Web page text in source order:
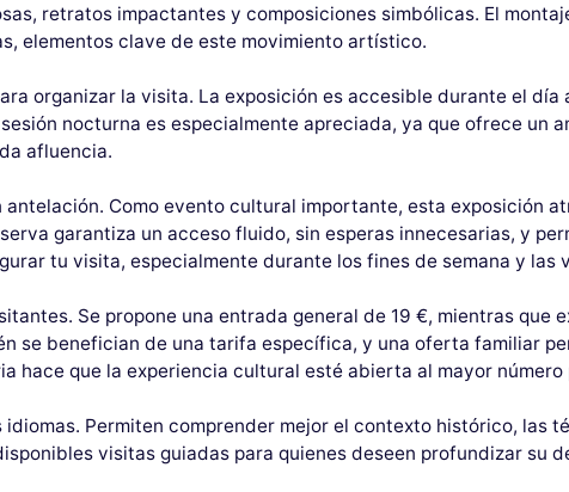
retratos impactantes y composiciones simbólicas. El
elementos clave de este movimiento artístico.
organizar la visita. La exposición es accesible durante el día
nocturna es especialmente apreciada, ya que ofrece un
afluencia.
Como evento cultural importante, esta exposición
garantiza un acceso fluido, sin esperas innecesarias, y
tu visita, especialmente durante los fines de semana y las
Se propone una entrada general de 19 €, mientras que
se benefician de una tarifa específica, y una oferta familiar
hace que la experiencia cultural esté abierta al mayor número
Permiten comprender mejor el contexto histórico, las
visitas guiadas para quienes deseen profundizar su